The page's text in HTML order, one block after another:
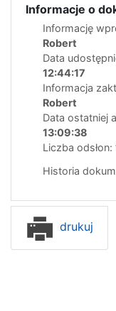
Informacje o
Informację
Robert
Data
12:44:17
Informacja
Robert
Data ostatniej
13:09:38
Liczba odsłon:
Historia
drukuj